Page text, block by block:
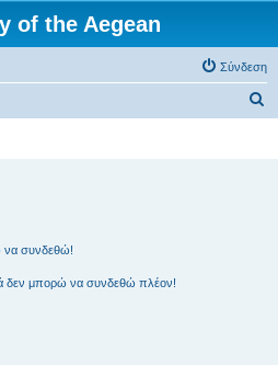
of the Aegean
Σύνδεση
να συνδεθώ!
δεν μπορώ να συνδεθώ πλέον!